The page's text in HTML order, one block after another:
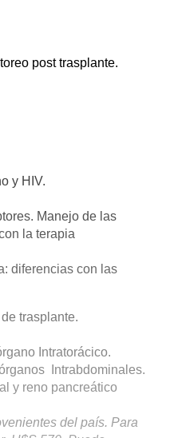
post trasplante.
y HIV.
Manejo de las
la terapia
diferencias con las
trasplante.
Intratorácico.
Intrabdominales.
y reno pancreático
del país. Para